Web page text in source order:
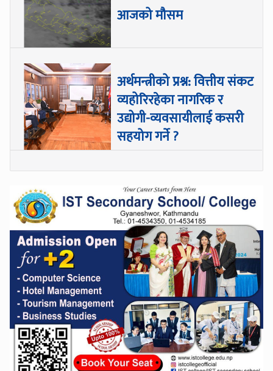
आजको मौसम
अर्थमन्त्रीको प्रश्न: वित्तीय संकट
व्यहोरिरहेका नागरिक र
उद्योगी-व्यवसायीलाई कसरी
सहयोग गर्ने ?